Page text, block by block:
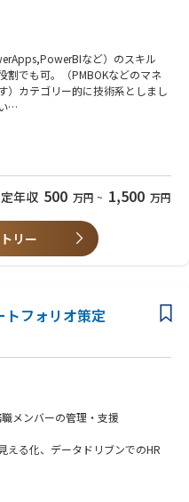
向けたプロジェクトマネジメン
務の洗い出し
維持
促進）
など）のスキル
割でも可。（PMBOKなどのマネ
）カテゴリー的に技術系としまし
ントに長けた方ならば事務系の
年収 500 万円 ~ 1,500 万円
リー
フォリオ策定
メンバーの管理・支援
える化、データドリブンでのHR